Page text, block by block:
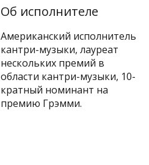
Об исполнителе
Американский исполнитель
кантри-музыки, лауреат
нескольких премий в
области кантри-музыки, 10-
кратный номинант на
премию Грэмми.